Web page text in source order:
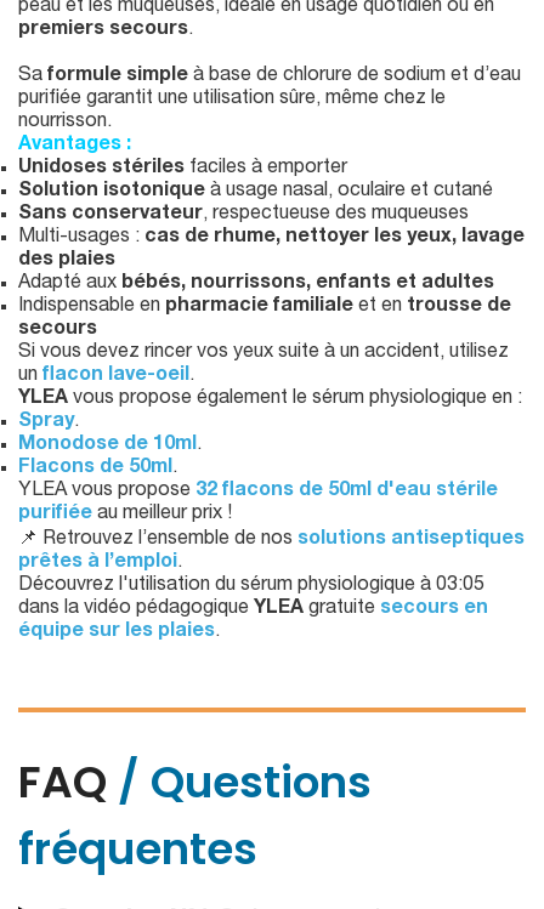
peau et les muqueuses, idéale en usage quotidien ou en
premiers secours.
Sa formule simple à base de chlorure de sodium et d’eau
purifiée garantit une utilisation sûre, même chez le
nourrisson.
Avantages :
Unidoses stériles faciles à emporter
Solution isotonique à usage nasal, oculaire et cutané
Sans conservateur, respectueuse des muqueuses
Multi-usages : cas de rhume, nettoyer les yeux, lavage
des plaies
Adapté aux bébés, nourrissons, enfants et adultes
Indispensable en pharmacie familiale et en trousse de
secours
Si vous devez rincer vos yeux suite à un accident, utilisez
un flacon lave-oeil.
YLEA vous propose également le sérum physiologique en :
Spray.
Monodose de 10ml.
Flacons de 50ml.
YLEA vous propose 32 flacons de 50ml d'eau stérile
purifiée au meilleur prix !
📌 Retrouvez l’ensemble de nos solutions antiseptiques
prêtes à l’emploi.
Découvrez l'utilisation du sérum physiologique à 03:05
dans la vidéo pédagogique YLEA gratuite secours en
équipe sur les plaies.
FAQ / Questions
fréquentes